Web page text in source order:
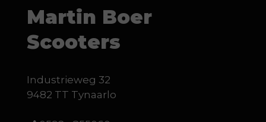
Martin Boer
Scooters
Industrieweg 32
9482 TT Tynaarlo